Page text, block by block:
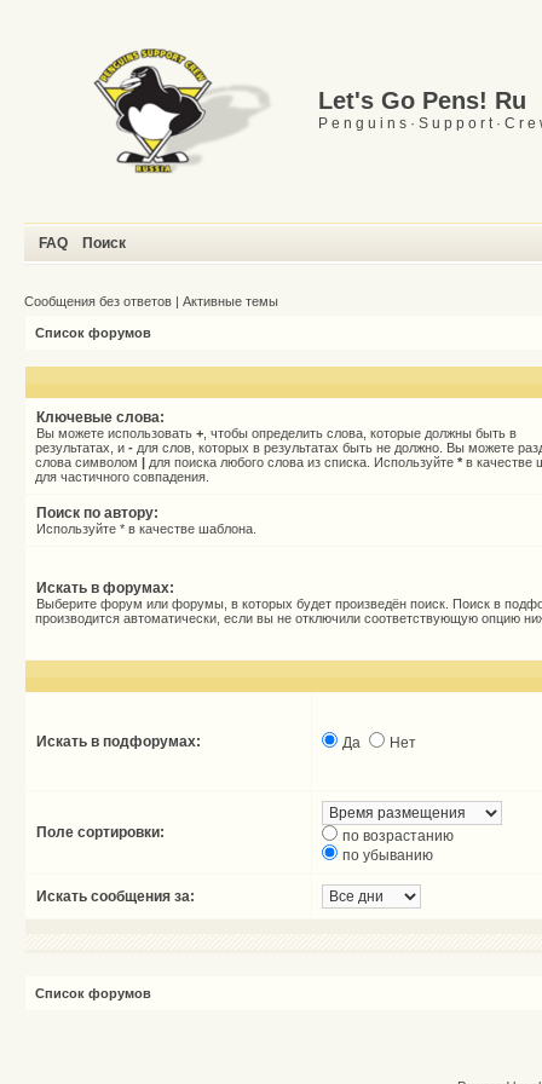
Let's Go Pens! Ru
P e n g u i n s · S u p p o r t · C r e
FAQ Поиск
Сообщения без ответов | Активные темы
Список форумов
Ключевые слова:
Вы можете использовать + , чтобы определить слова, которые должны быть в
результатах, и - для слов, которых в результатах быть не должно. Вы можете
слова символом | для поиска любого слова из списка. Используйте * в качестве
для частичного совпадения.
Поиск по автору:
Используйте * в качестве шаблона.
Искать в форумах:
Выберите форум или форумы, в которых будет произведён поиск. Поиск в
производится автоматически, если вы не отключили соответствующую опцию
Искать в подфорумах: Да Нет
Поле сортировки:
по возрастанию
по убыванию
Искать сообщения за:
Список форумов